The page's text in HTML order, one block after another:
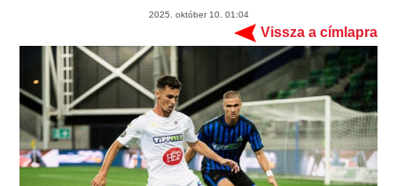
2025. október 10. 01:04
Vissza a címlapra